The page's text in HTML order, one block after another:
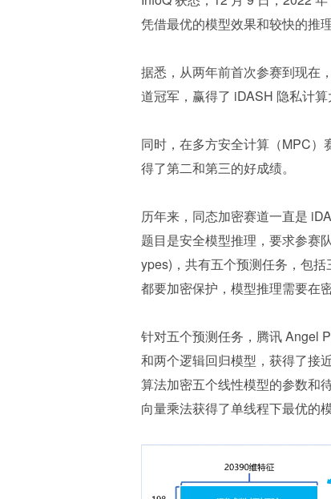
凭借最优的模型效果和较快的推
据悉，从两年前首次参赛到现在
道冠军，赢得了 iDASH 隐私计算
同时，在多方安全计算（MPC
得了第二和第三的好成绩。
历年来，同态加密赛道一直是
题目是安全模型推理，要求参赛
ypes)，共有五个预测任务，包
都要加密保护，模型推理需要在
针对五个预测任务，腾讯 Angel
和两个逻辑回归模型，获得了接
算法加密五个线性模型的参数和
向量乘法获得了单线程下最优的